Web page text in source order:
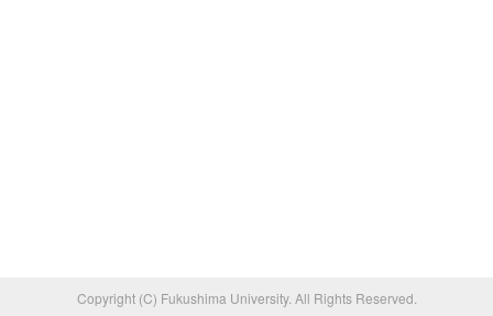
Copyright (C) Fukushima University. All Rights Reserved.